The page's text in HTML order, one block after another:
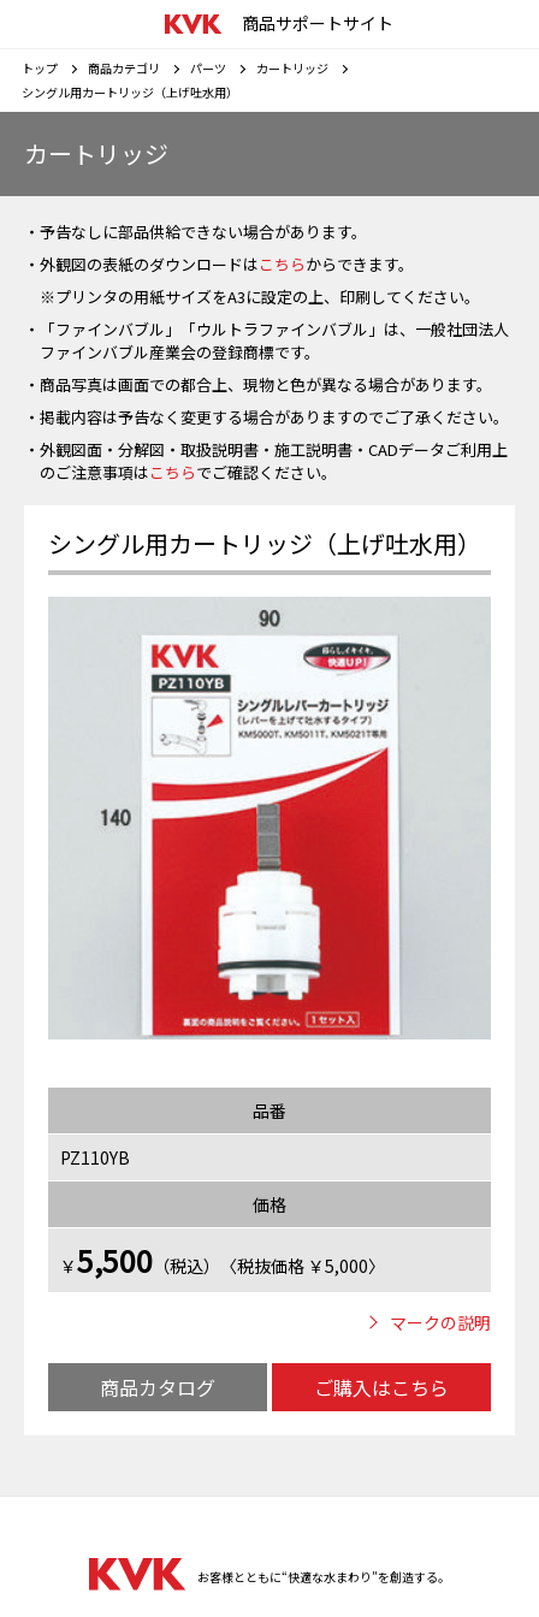
商品サポートサイト
トップ 商品カテゴリ パーツ
カートリッジ
シングル用カートリッジ（上げ吐水用）
カートリッジ
・予告なしに部品供給できない場合があります。
・外観図の表紙のダウンロードはこちらからできます。
※プリンタの用紙サイズをA3に設定の上、印刷してください。
・「ファインバブル」「ウルトラファインバブル」は、一般社団法人
ファインバブル産業会の登録商標です。
・商品写真は画面での都合上、現物と色が異なる場合があります。
・掲載内容は予告なく変更する場合がありますのでご了承ください。
・外観図面・分解図・取扱説明書・施工説明書・CADデータご利用上
のご注意事項はこちらでご確認ください。
シングル用カートリッジ（上げ吐水用）
品番
PZ110YB
価格
￥5,500 （税込）〈税抜価格 ￥5,000〉
マークの説明
商品カタログ ご購入はこちら
お客様とともに“快適な水まわり”を創造する。